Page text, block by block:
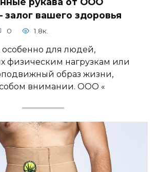
вашего здоровья
0 1.8к.
особенно для людей,
физическим нагрузкам или
образ жизни,
внимании. ООО «